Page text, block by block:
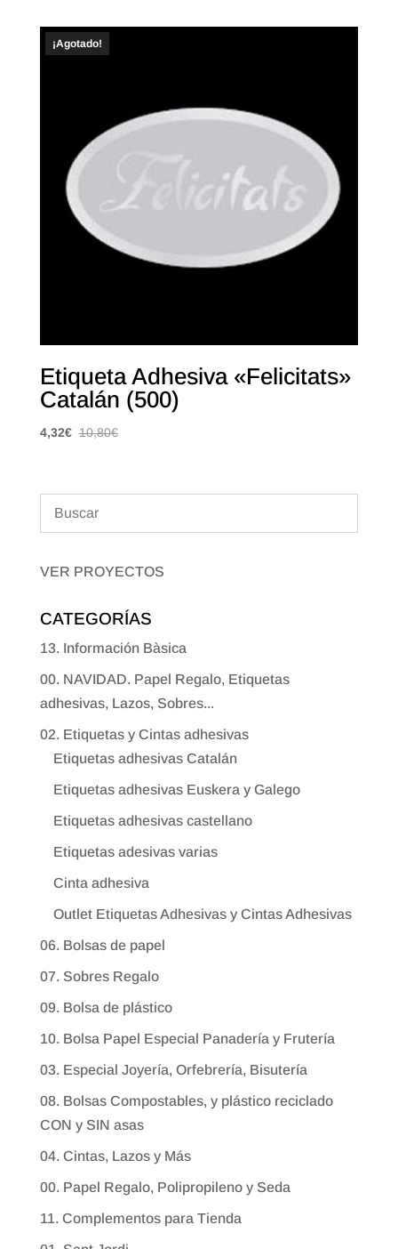
¡Agotado!
Etiqueta Adhesiva «Felicitats»
Catalán (500)
4,32€ 10,80€
VER PROYECTOS
CATEGORÍAS
13. Información Bàsica
00. NAVIDAD. Papel Regalo, Etiquetas
adhesivas, Lazos, Sobres...
02. Etiquetas y Cintas adhesivas
Etiquetas adhesivas Catalán
Etiquetas adhesivas Euskera y Galego
Etiquetas adhesivas castellano
Etiquetas adesivas varias
Cinta adhesiva
Outlet Etiquetas Adhesivas y Cintas Adhesivas
06. Bolsas de papel
07. Sobres Regalo
09. Bolsa de plástico
10. Bolsa Papel Especial Panadería y Frutería
03. Especial Joyería, Orfebrería, Bisutería
08. Bolsas Compostables, y plástico reciclado
CON y SIN asas
04. Cintas, Lazos y Más
00. Papel Regalo, Polipropileno y Seda
11. Complementos para Tienda